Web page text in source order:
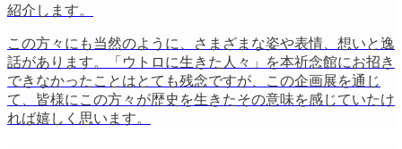
紹介します。
この方々にも当然のように、さまざまな姿や表情、想いと逸
話があります。「ウトロに生きた人々」を本祈念館にお招き
できなかったことはとても残念ですが、この企画展を通じ
て、皆様にこの方々が歴史を生きたその意味を感じていたけ
れば嬉しく思います。